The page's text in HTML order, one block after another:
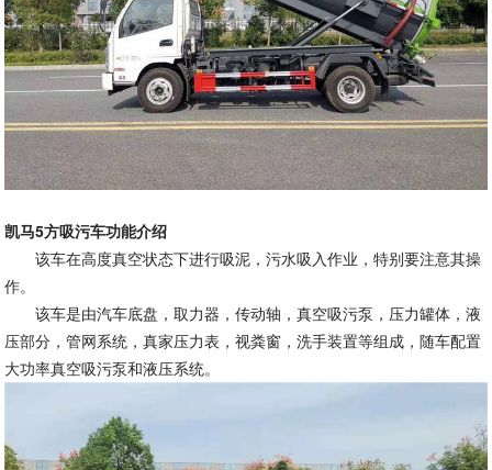
凯马5方吸污车功能介绍
该车在高度真空状态下进行吸泥，污水吸入作业，特别要注意其操
作。
该车是由汽车底盘，取力器，传动轴，真空吸污泵，压力罐体，液
压部分，管网系统，真家压力表，视粪窗，洗手装置等组成，随车配置
大功率真空吸污泵和液压系统。